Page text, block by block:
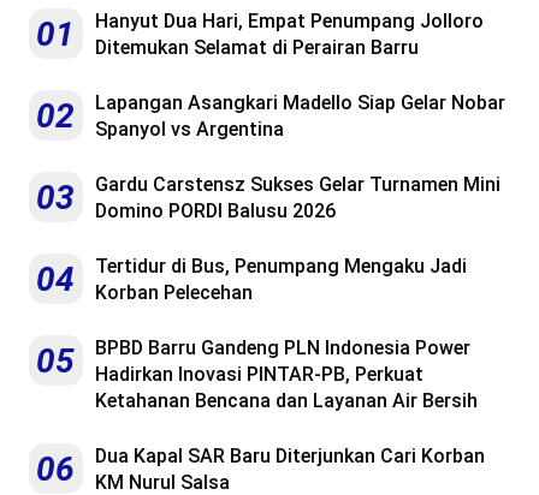
01
Hanyut Dua Hari, Empat Penumpang Jolloro
Ditemukan Selamat di Perairan Barru
02
Lapangan Asangkari Madello Siap Gelar Nobar
Spanyol vs Argentina
03
Gardu Carstensz Sukses Gelar Turnamen Mini
Domino PORDI Balusu 2026
04
Tertidur di Bus, Penumpang Mengaku Jadi
Korban Pelecehan
05
BPBD Barru Gandeng PLN Indonesia Power
Hadirkan Inovasi PINTAR-PB, Perkuat
Ketahanan Bencana dan Layanan Air Bersih
06
Dua Kapal SAR Baru Diterjunkan Cari Korban
KM Nurul Salsa